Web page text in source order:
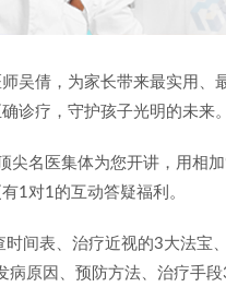
吴倩，为家长带来最实用、
诊疗，守护孩子光明的未来。
名医集体为您开讲，用相
1对1的互动答疑福利。
间表、治疗近视的3大法宝
原因、预防方法、治疗手